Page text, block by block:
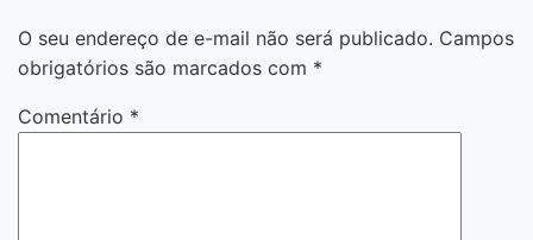
O seu endereço de e-mail não será publicado. Campos
obrigatórios são marcados com *
Comentário *